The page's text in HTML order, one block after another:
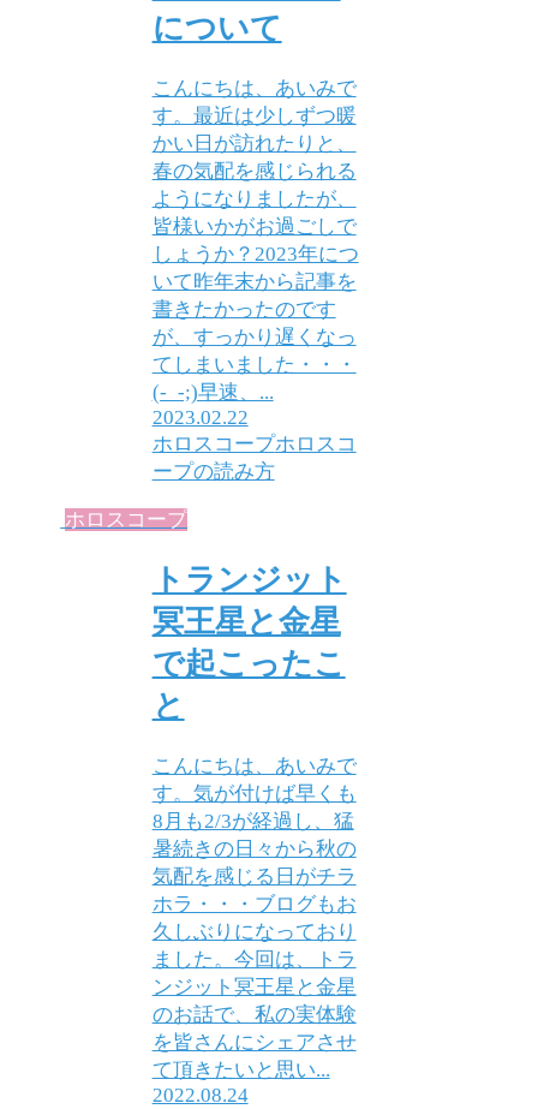
について
こんにちは、あいみで
す。最近は少しずつ暖
かい日が訪れたりと、
春の気配を感じられる
ようになりましたが、
皆様いかがお過ごしで
しょうか？2023年につ
いて昨年末から記事を
書きたかったのです
が、すっかり遅くなっ
てしまいました・・・
(-_-;)早速、...
2023.02.22
ホロスコープホロスコ
ープの読み方
ホロスコープ
トランジット
冥王星と金星
で起こったこ
と
こんにちは、あいみで
す。気が付けば早くも
8月も2/3が経過し、猛
暑続きの日々から秋の
気配を感じる日がチラ
ホラ・・・ブログもお
久しぶりになっており
ました。今回は、トラ
ンジット冥王星と金星
のお話で、私の実体験
を皆さんにシェアさせ
て頂きたいと思い...
2022.08.24